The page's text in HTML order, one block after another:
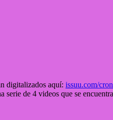
digitalizados aquí: issuu.com/
de 4 videos que se